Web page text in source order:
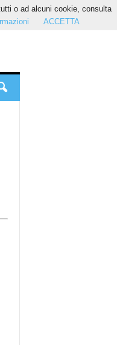
o ad alcuni cookie, consulta
ACCETTA